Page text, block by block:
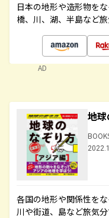
日本の地形や造形物を
橋、川、湖、半島など
AD
地
各国の地形や関係性を
川や街道、島など旅気